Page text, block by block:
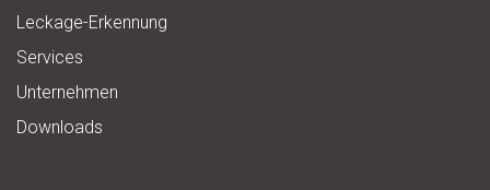
Leckage-Erkennung
Services
Unternehmen
Downloads